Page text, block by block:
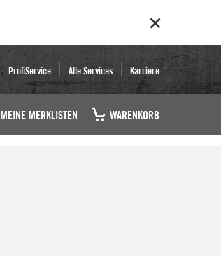
ProfiService Alle Services Karriere
MEINE MERKLISTEN WARENKORB